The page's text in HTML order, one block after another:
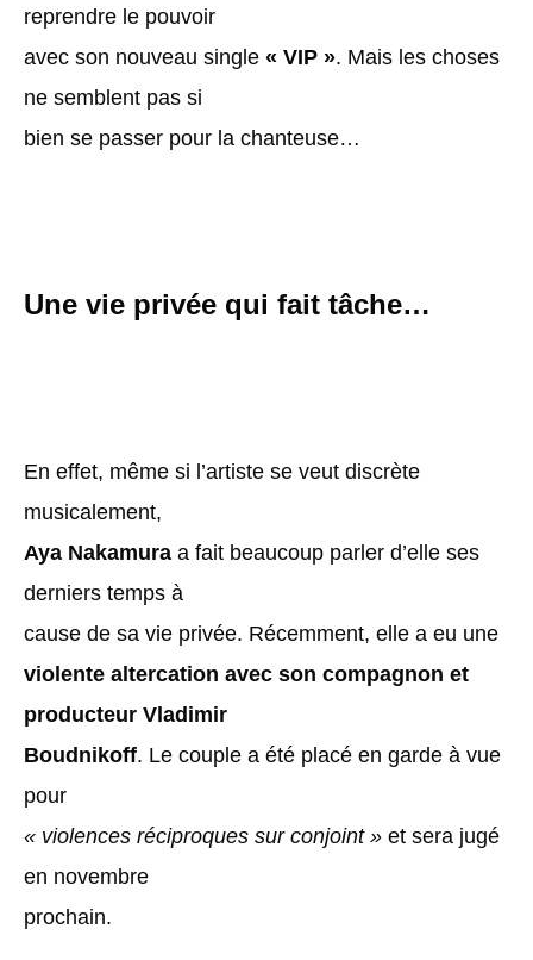
reprendre le pouvoir
avec son nouveau single « VIP ». Mais les choses
ne semblent pas si
bien se passer pour la chanteuse…
Une vie privée qui fait tâche…
En effet, même si l’artiste se veut discrète
musicalement,
Aya Nakamura a fait beaucoup parler d’elle ses
derniers temps à
cause de sa vie privée. Récemment, elle a eu une
violente altercation avec son compagnon et
producteur Vladimir
Boudnikoff. Le couple a été placé en garde à vue
pour
« violences réciproques sur conjoint » et sera jugé
en novembre
prochain.